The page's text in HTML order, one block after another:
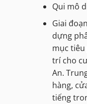
Qui mô
Giai
dựng
mục tiêu
trí cho
An.
hàng,
tiếng